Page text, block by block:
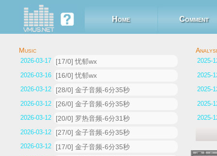
Home Comment
[17/0] 忧郁wx
2026-03-17 12:35:07
[16/0] 忧郁wx
2026-03-16 06:48:25
[28/0] 金子音频-6分35秒
2026-03-12 05:15:27
[26/0] 金子音频-6分35秒
2026-03-12 05:12:23
[20/0] 罗热音频-6分31秒
2026-03-12 05:08:03
[27/0] 金子音频-6分35秒
2026-03-12 05:04:39
[17/0] 金子音频-6分35秒
2026-03-12 04:55:07